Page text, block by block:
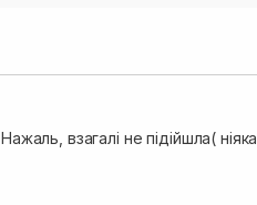
Нажаль, взагалі не підійшла( ніяка